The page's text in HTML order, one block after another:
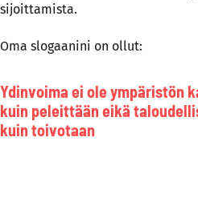
sijoittamista.
Oma slogaanini on ollut:
Ydinvoima ei ole ympäristön
kuin peleittään eikä
kuin toivotaan